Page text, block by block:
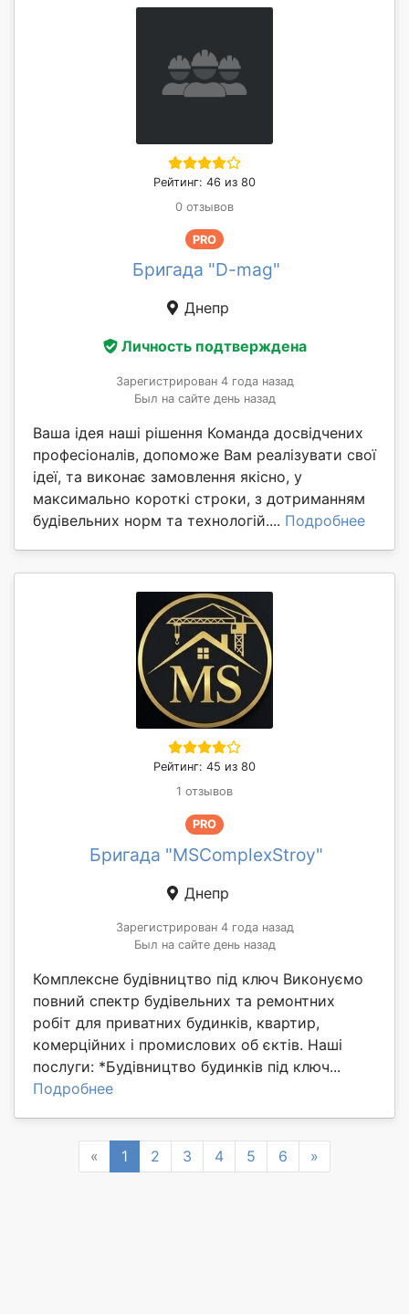
Рейтинг: 46 из 80
0 отзывов
PRO
Бригада "D-mag"
Днепр
Личность подтверждена
Зарегистрирован 4 года назад
Был на сайте день назад
Ваша ідея наші рішення Команда досвідчених
професіоналів, допоможе Вам реалізувати свої
ідеї, та виконає замовлення якісно, у
максимально короткі строки, з дотриманням
будівельних норм та технологій.... Подробнее
Рейтинг: 45 из 80
1 отзывов
PRO
Бригада "MSComplexStroy"
Днепр
Зарегистрирован 4 года назад
Был на сайте день назад
Комплексне будівництво під ключ Виконуємо
повний спектр будівельних та ремонтних
робіт для приватних будинків, квартир,
комерційних і промислових об єктів. Наші
послуги: *Будівництво будинків під ключ...
Подробнее
« Previous
1 2 3 4 5 6 »